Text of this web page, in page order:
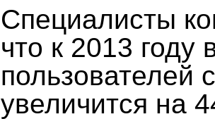
Специалисты
что к 2013
пользователей
увеличится на